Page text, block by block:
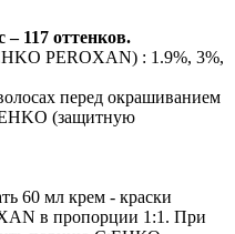
117 оттенков.
PEROXAN) : 1.9%, 3%,
перед окрашиванием
(защитную
60 мл крем - краски
в пропорции 1:1. При